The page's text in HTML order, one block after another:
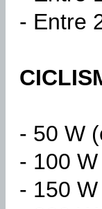
- Entre
- 50 W
- 100
- 150